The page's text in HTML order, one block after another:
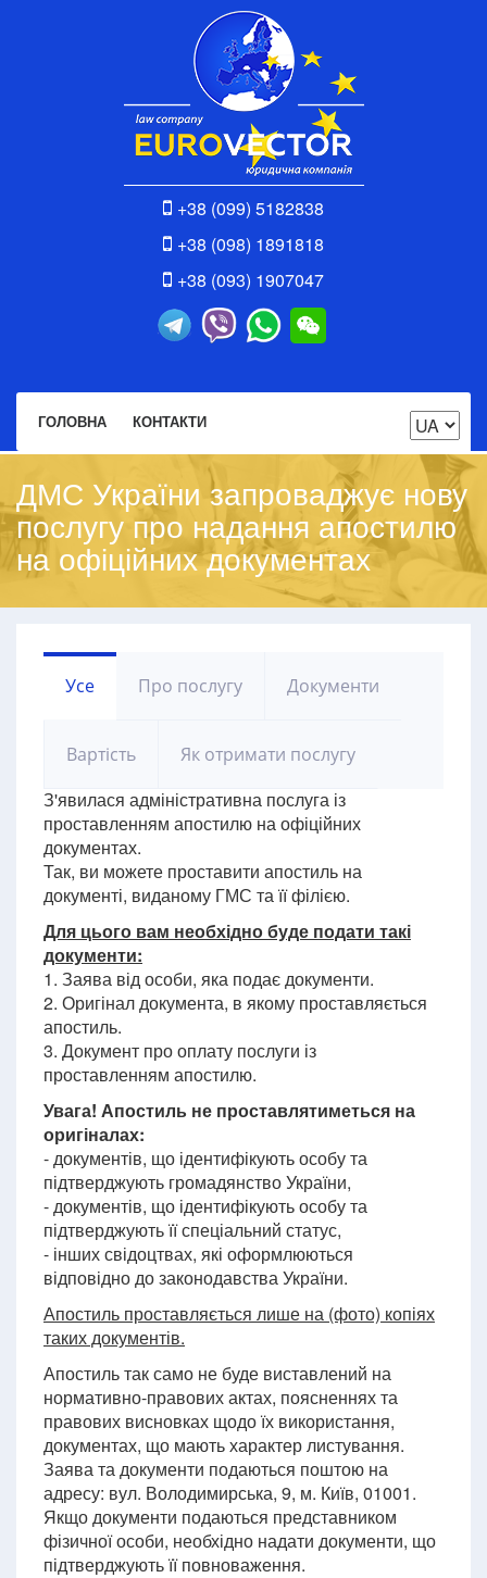
+38 (099) 5182838
+38 (098) 1891818
+38 (093) 1907047
ГОЛОВНА КОНТАКТИ
ДМС України запроваджує нову
послугу про надання апостилю
на офіційних документах
Усе Про послугу Документи
Вартість Як отримати послугу
З'явилася адміністративна послуга із
проставленням апостилю на офіційних
документах.
Так, ви можете проставити апостиль на
документі, виданому ГМС та її філією.
Для цього вам необхідно буде подати такі
документи:
1. Заява від особи, яка подає документи.
2. Оригінал документа, в якому проставляється
апостиль.
3. Документ про оплату послуги із
проставленням апостилю.
Увага! Апостиль не проставлятиметься на
оригіналах:
- документів, що ідентифікують особу та
підтверджують громадянство України,
- документів, що ідентифікують особу та
підтверджують її спеціальний статус,
- інших свідоцтвах, які оформлюються
відповідно до законодавства України.
Апостиль проставляється лише на (фото) копіях
таких документів.
Апостиль так само не буде виставлений на
нормативно-правових актах, поясненнях та
правових висновках щодо їх використання,
документах, що мають характер листування.
Заява та документи подаються поштою на
адресу: вул. Володимирська, 9, м. Київ, 01001.
Якщо документи подаються представником
фізичної особи, необхідно надати документи, що
підтверджують її повноваження.